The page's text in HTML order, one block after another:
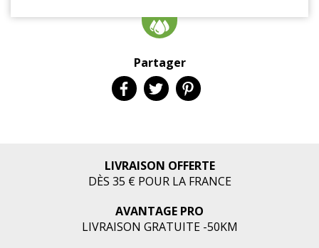
Partager
LIVRAISON OFFERTE
DÈS 35 € POUR LA FRANCE
AVANTAGE PRO
LIVRAISON GRATUITE -50KM